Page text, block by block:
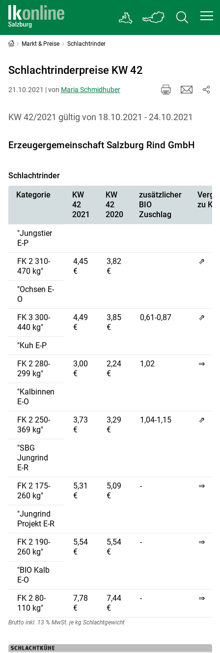
Skip to main content
Markt & Preise Schlachtrinder
Schlachtrinderpreise KW 42
21.10.2021 | von Maria Schmidhuber
KW 42/2021 gültig von 18.10.2021 - 24.10.2021
Erzeugergemeinschaft Salzburg Rind GmbH
Schlachtrinder
Kategorie
KW
42
2021
KW
42
2020
zusätzlicher
BIO
Zuschlag
zu
"Jungstier
E-P
FK 2 310-
470 kg"
4,45
€
3,82
€
⇗
"Ochsen E-
O
FK 3 300-
440 kg"
4,49
€
3,85
€
0,61-0,87 ⇗
"Kuh E-P
FK 2 280-
299 kg"
3,00
€
2,24
€
1,02 ⇒
"Kalbinnen
E-O
FK 2 250-
369 kg"
3,73
€
3,29
€
1,04-1,15 ⇗
"SBG
Jungrind
E-R
FK 2 175-
260 kg"
5,31
€
5,09
€
- ⇒
"Jungrind
Projekt E-R
FK 2 190-
260 kg"
5,54
€
5,54
€
- ⇒
"BIO Kalb
E-O
FK 2 80-
110 kg"
7,78
€
7,44
€
- ⇒
Brutto inkl. 13 % MwSt. je kg Schlachtgewicht